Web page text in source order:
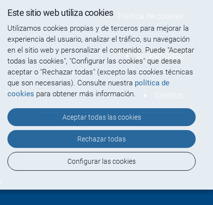
Política de cookies
Accesibilidad
Créditos
Este sitio web utiliza cookies
Utilizamos cookies propias y de terceros para mejorar la
experiencia del usuario, analizar el tráfico, su navegación
en el sitio web y personalizar el contenido. Puede "Aceptar
todas las cookies", "Configurar las cookies" que desea
aceptar o "Rechazar todas" (excepto las cookies técnicas
que son necesarias). Consulte nuestra política de
cookies para obtener más información.
Aceptar todas las cookies
Rechazar todas
Configurar las cookies